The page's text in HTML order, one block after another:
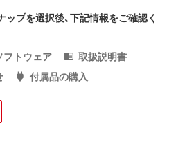
プを選択後、下記情報をご確認く
フトウェア
取扱説明書
付属品の購入